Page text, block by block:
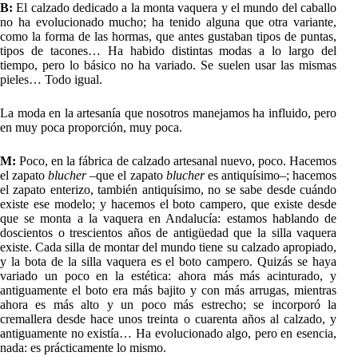
B: El calzado dedicado a la monta vaquera y el mundo del caballo
no ha evolucionado mucho; ha tenido alguna que otra variante,
como la forma de las hormas, que antes gustaban tipos de puntas,
tipos de tacones… Ha habido distintas modas a lo largo del
tiempo, pero lo básico no ha variado. Se suelen usar las mismas
pieles… Todo igual.
La moda en la artesanía que nosotros manejamos ha influido, pero
en muy poca proporción, muy poca.
M:Poco, en la fábrica de calzado artesanal nuevo, poco. Hacemos
el zapatoblucher–que el zapato blucheres antiquísimo–; hacemos
el zapato enterizo, también antiquísimo, no se sabe desde cuándo
existe ese modelo; y hacemos el boto campero, que existe desde
que se monta a la vaquera en Andalucía: estamos hablando de
doscientos o trescientos años de antigüedad que la silla vaquera
existe. Cada silla de montar del mundo tiene su calzado apropiado,
y la bota de la silla vaquera es el boto campero. Quizás se haya
variado un poco en la estética: ahora más más acinturado, y
antiguamente el boto era más bajito y con más arrugas, mientras
ahora es más alto y un poco más estrecho; se incorporó la
cremallera desde hace unos treinta o cuarenta años al calzado, y
antiguamente no existía… Ha evolucionado algo, pero en esencia,
nada: es prácticamente lo mismo.